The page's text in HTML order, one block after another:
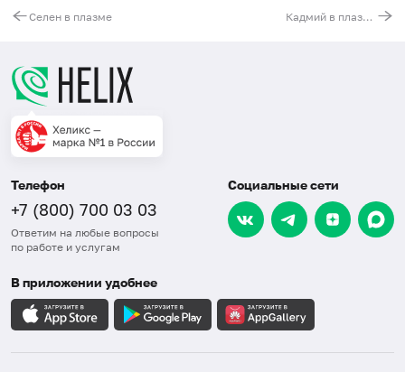
Селен в плазме Кадмий в плазме
Телефон
+7 (800) 700 03 03
Ответим на любые вопросы
по работе и услугам
Социальные сети
В приложении удобнее